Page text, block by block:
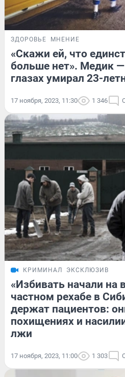
ЗДОРОВЬЕ МНЕНИЕ
«Скажи ей, что
больше нет». Медик —
глазах умирал 23-
17 ноября, 2023, 11:30 1 346
КРИМИНАЛ ЭКСКЛЮЗИВ
«Избивать начали на
частном рехабе в
держат пациентов:
похищениях и
лжи
17 ноября, 2023, 11:00 1 303